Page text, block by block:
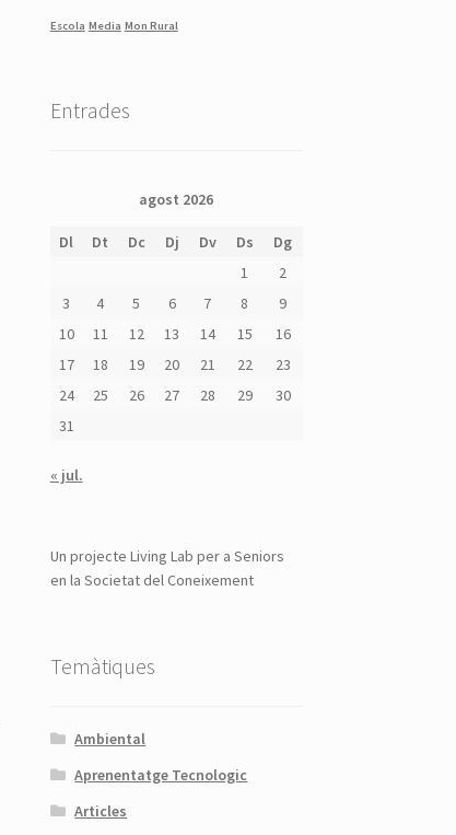
Escola Media Mon Rural
Entrades
agost 2026
Dl Dt Dc Dj Dv Ds
Dg
1
2
3
4 5 6 7 8
9
10
11 12 13 14 15
16
17
18 19 20 21 22
23
24
25 26 27 28 29
30
31
« jul.
Un projecte Living Lab per a Seniors
en la Societat del Coneixement
Temàtiques
Ambiental
Aprenentatge Tecnologic
Articles